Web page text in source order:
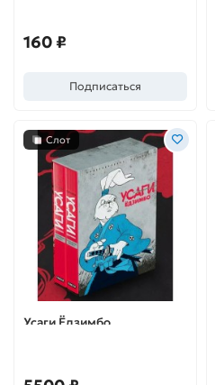
160 ₽
Подписаться
Слот
Усаги Ёдзимбо.